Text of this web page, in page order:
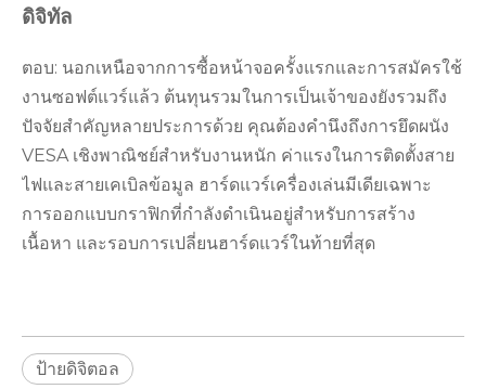
ดิจิทัล
ตอบ: นอกเหนือจากการซื้อหน้าจอครั้งแรกและการสมัครใช้
งานซอฟต์แวร์แล้ว ต้นทุนรวมในการเป็นเจ้าของยังรวมถึง
ปัจจัยสำคัญหลายประการด้วย คุณต้องคำนึงถึงการยึดผนัง
VESA เชิงพาณิชย์สำหรับงานหนัก ค่าแรงในการติดตั้งสาย
ไฟและสายเคเบิลข้อมูล ฮาร์ดแวร์เครื่องเล่นมีเดียเฉพาะ
การออกแบบกราฟิกที่กำลังดำเนินอยู่สำหรับการสร้าง
เนื้อหา และรอบการเปลี่ยนฮาร์ดแวร์ในท้ายที่สุด
ป้ายดิจิตอล